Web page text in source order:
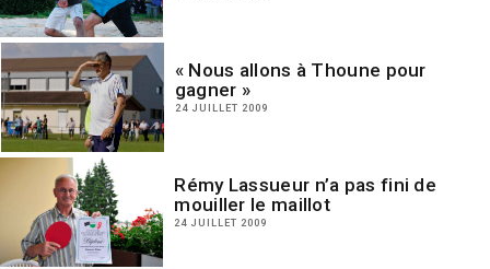
« Nous allons à Thoune pour
gagner »
24 JUILLET 2009
Rémy Lassueur n’a pas fini de
mouiller le maillot
24 JUILLET 2009